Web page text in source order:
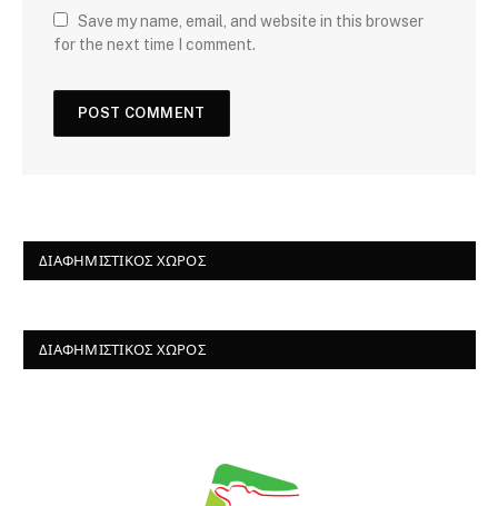
Save my name, email, and website in this browser
for the next time I comment.
ΔΙΑΦΗΜΙΣΤΙΚΌΣ ΧΏΡΟΣ
ΔΙΑΦΗΜΙΣΤΙΚΌΣ ΧΏΡΟΣ